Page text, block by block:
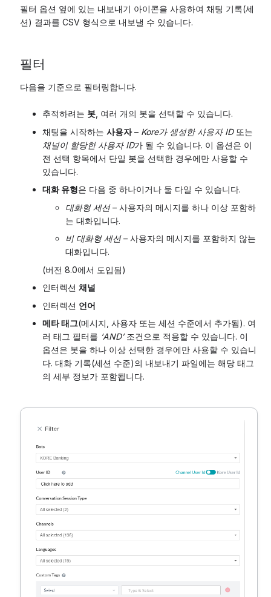
필터 옵션 옆에 있는 내보내기 아이콘을 사용하여 채팅 기록(세
션) 결과를 CSV 형식으로 내보낼 수 있습니다.
필터
다음을 기준으로 필터링합니다.
추적하려는 봇 , 여러 개의 봇을 선택할 수 있습니다.
채팅을 시작하는 사용자– Kore가 생성한 사용자 ID또는
채널이 할당한 사용자 ID가 될 수 있습니다. 이 옵션은 이
전 선택 항목에서 단일 봇을 선택한 경우에만 사용할 수
있습니다.
대화 유형은 다음 중 하나이거나 둘 다일 수 있습니다.
대화형 세션– 사용자의 메시지를 하나 이상 포함하
는 대화입니다.
비 대화형 세션– 사용자의 메시지를 포함하지 않는
대화입니다.
(버전 8.0에서 도입됨)
인터렉션 채널
인터렉션 언어
메타 태그(메시지, 사용자 또는 세션 수준에서 추가됨). 여
러 태그 필터를 ‘AND’조건으로 적용할 수 있습니다. 이
옵션은 봇을 하나 이상 선택한 경우에만 사용할 수 있습니
다. 대화 기록(세션 수준)의 내보내기 파일에는 해당 태그
의 세부 정보가 포함됩니다.